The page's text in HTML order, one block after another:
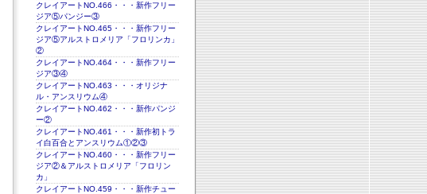
クレイアートNO.466・・・新作フリー
ジア⑤パンジー③
クレイアートNO.465・・・新作フリー
ジア⑤アルストロメリア「フロリンカ」
②
クレイアートNO.464・・・新作フリー
ジア③④
クレイアートNO.463・・・オリジナ
ル・アンスリウム④
クレイアートNO.462・・・新作パンジ
ー②
クレイアートNO.461・・・新作初トラ
イ白百合とアンスリウム①②③
クレイアートNO.460・・・新作フリー
ジア②＆アルストロメリア「フロリン
カ」
クレイアートNO.459・・・新作チュー